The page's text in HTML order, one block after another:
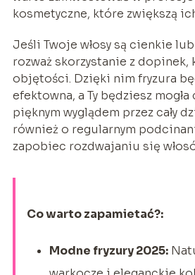
kosmetyczne, które zwiększą
Jeśli Twoje włosy są cienkie
rozważ skorzystanie z dopinek,
objętości. Dzięki nim fryzura
efektowna, a Ty będziesz
pięknym wyglądem przez cały
również o regularnym
zapobiec rozdwajaniu się
Co warto zapamietać?:
Modne fryzury 2025: